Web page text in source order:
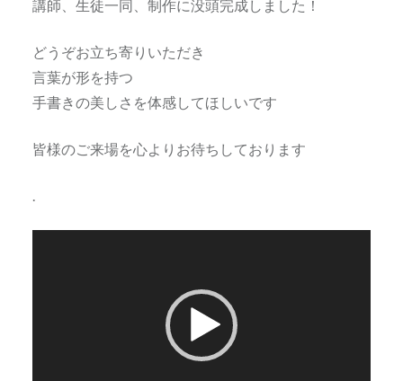
講師、生徒一同、制作に没頭完成しました！
どうぞお立ち寄りいただき
言葉が形を持つ
手書きの美しさを体感してほしいです
皆様のご来場を心よりお待ちしております
.